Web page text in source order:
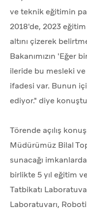
ve teknik eğitimin
2018'de, 2023 eğitim
altını çizerek
Bakanımızın 'Eğer
ileride bu mesleki
ifadesi var. Bunun
ediyor." diye
Törende açılış
Müdürümüz Bilal
sunacağı
birlikte 5 yıl eğitim
Tatbikatı
Laboratuvarı,